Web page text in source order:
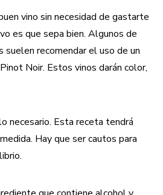
vino sin necesidad de gastarte
es que sepa bien. Algunos de
recomendar el uso de un
Noir. Estos vinos darán color,
necesario. Esta receta tendrá
Hay que ser cautos para